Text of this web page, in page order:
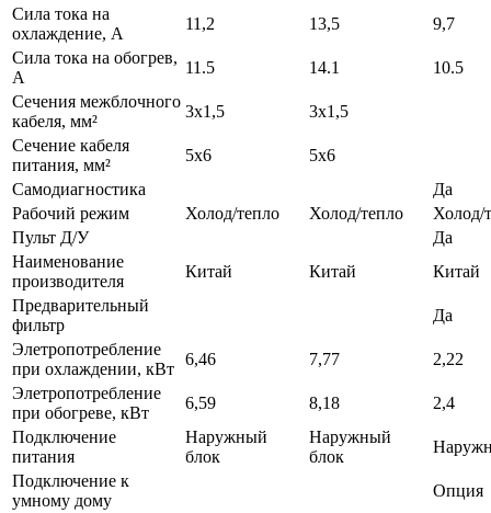
Сила тока на
охлаждение, А
11,2 13,5
9,7
Сила тока на обогрев,
А
11.5 14.1
10.5
Сечения межблочного
кабеля, мм²
3х1,5
3х1,5
Сечение кабеля
питания, мм²
5х6
5х6
Самодиагностика
Да
Рабочий режим
Холод/тепло Холод/тепло
Холод/
Пульт Д/У
Да
Наименование
производителя
Китай Китай
Китай
Предварительный
фильтр
Да
Элетропотребление
при охлаждении, кВт
6,46 7,77
2,22
Элетропотребление
при обогреве, кВт
6,59 8,18
2,4
Подключение
питания
Наружный
блок
Наружный
блок
Подключение к
умному дому
Опция